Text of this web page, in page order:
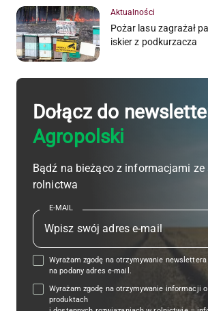
Aktualności
Pożar lasu zagrażał
iskier z podkurzacza
Dołącz do
Agropolski
Bądź na bieżąco z informacjami ze
rolnictwa
E-MAIL
Wyrażam zgodę na otrzymywanie newslettera
na podany adres e-mail.
Wyrażam zgodę na otrzymywanie informacji
produktach